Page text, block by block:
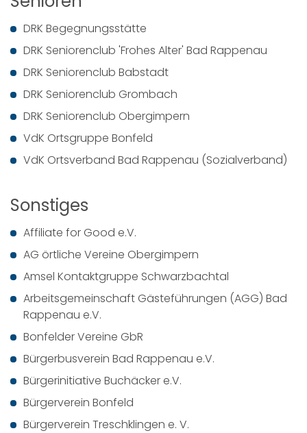
DRK Begegnungsstätte
DRK Seniorenclub 'Frohes Alter' Bad Rappenau
DRK Seniorenclub Babstadt
DRK Seniorenclub Grombach
DRK Seniorenclub Obergimpern
VdK Ortsgruppe Bonfeld
VdK Ortsverband Bad Rappenau (Sozialverband)
Sonstiges
Affiliate for Good e.V.
AG örtliche Vereine Obergimpern
Amsel Kontaktgruppe Schwarzbachtal
Arbeitsgemeinschaft Gästeführungen (AGG) Bad
Rappenau e.V.
Bonfelder Vereine GbR
Bürgerbusverein Bad Rappenau e.V.
Bürgerinitiative Buchäcker e.V.
Bürgerverein Bonfeld
Bürgerverein Treschklingen e. V.